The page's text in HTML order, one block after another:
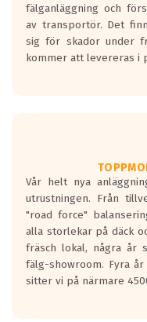
fälganläggning och
av transportör. Det
sig för skador under
kommer att levereras i
Vår helt nya
utrustningen. Från
"road force"
alla storlekar på däck
fräsch lokal, några år
fälg-showroom. Fyra
sitter vi på närmare